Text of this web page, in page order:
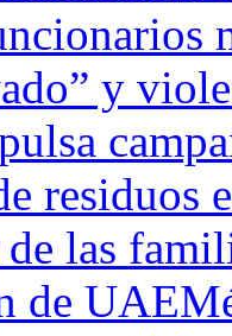
y
residuos
las
de